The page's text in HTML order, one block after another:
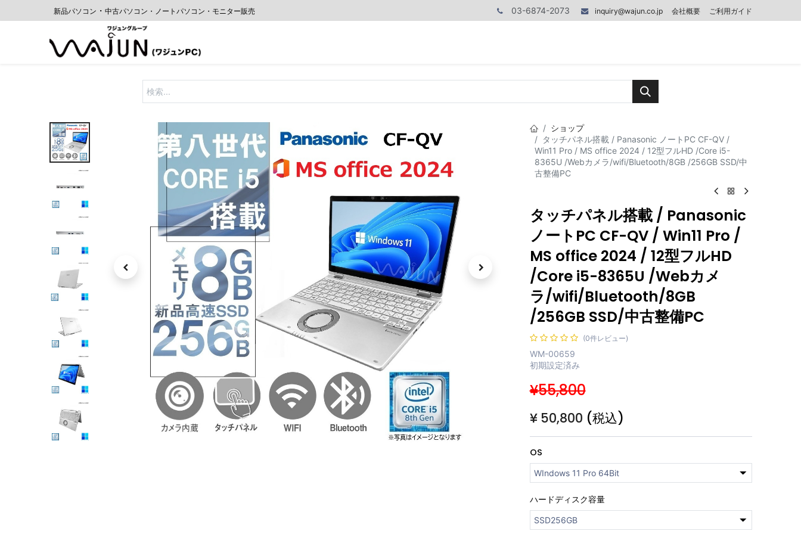
新品パソコン ・ 中古パソコン・ノートパソコン・モニター販売 03-6874-2073 inquiry@wajun.co.jp 会社概要 ご利用ガイド
ショップ
タッチパネル搭載 / Panasonic ノートPC CF-QV /
Win11 Pro / MS office 2024 / 12型フルHD /Core i5-
8365U /Webカメラ/wifi/Bluetooth/8GB /256GB SSD/中
古整備PC
タッチパネル搭載 / Panasonic
ノートPC CF-QV / Win11 Pro /
MS office 2024 / 12型フルHD
/Core i5-8365U /Webカメ
ラ/wifi/Bluetooth/8GB
/256GB SSD/中古整備PC
(0件レビュー)
WM-00659
初期設定済み
¥55,800
¥ 50,800 (税込)
OS
ハードディスク容量